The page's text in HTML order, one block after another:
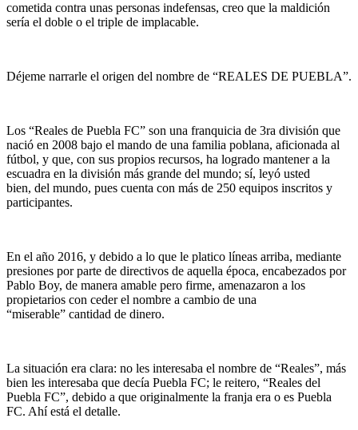
cometida contra unas personas indefensas, creo que la maldición
sería el doble o el triple de implacable.
Déjeme narrarle el origen del nombre de “REALES DE PUEBLA”.
Los “Reales de Puebla FC” son una franquicia de 3ra división que
nació en 2008 bajo el mando de una familia poblana, aficionada al
fútbol, y que, con sus propios recursos, ha logrado mantener a la
escuadra en la división más grande del mundo; sí, leyó usted
bien, del mundo, pues cuenta con más de 250 equipos inscritos y
participantes.
En el año 2016, y debido a lo que le platico líneas arriba, mediante
presiones por parte de directivos de aquella época, encabezados por
Pablo Boy, de manera amable pero firme, amenazaron a los
propietarios con ceder el nombre a cambio de una
“miserable” cantidad de dinero.
La situación era clara: no les interesaba el nombre de “Reales”, más
bien les interesaba que decía Puebla FC; le reitero, “Reales del
Puebla FC”, debido a que originalmente la franja era o es Puebla
FC. Ahí está el detalle.